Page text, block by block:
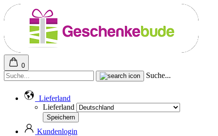
0
Suche...
Lieferland
Lieferland
Kundenlogin